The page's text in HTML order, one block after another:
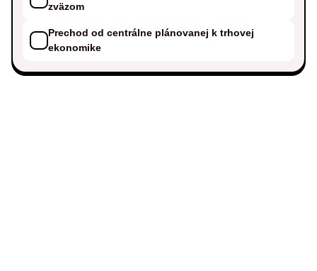
zväzom
Prechod od centrálne plánovanej k trhovej
ekonomike